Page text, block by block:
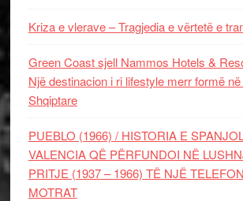
Kriza e vlerave – Tragjedia e vërtetë e
Green Coast sjell Nammos Hotels &
Një destinacion i ri lifestyle merr formë
Shqiptare
PUEBLO (1966) / HISTORIA E
VALENCIA QË PËRFUNDOI NË
PRITJE (1937 – 1966) TË NJË
MOTRAT